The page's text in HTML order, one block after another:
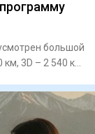
большой
3D – 2 540 кв.